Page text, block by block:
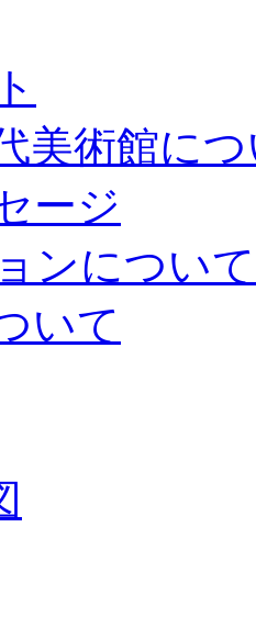
美術館に
ージ
ンについて
いて